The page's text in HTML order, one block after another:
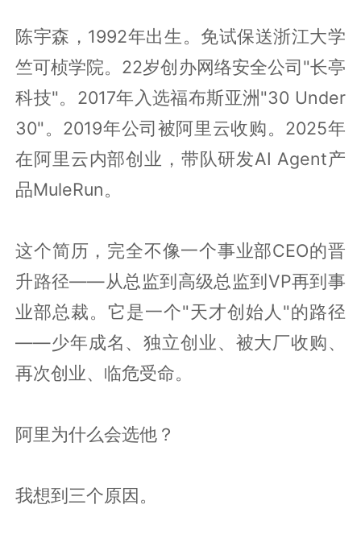
陈宇森，1992年出生。免试保送浙江大学
竺可桢学院。22岁创办网络安全公司"长亭
科技"。2017年入选福布斯亚洲"30 Under
30"。2019年公司被阿里云收购。2025年
在阿里云内部创业，带队研发AI Agent产
品MuleRun。
这个简历，完全不像一个事业部CEO的晋
升路径——从总监到高级总监到VP再到事
业部总裁。它是一个"天才创始人"的路径
——少年成名、独立创业、被大厂收购、
再次创业、临危受命。
阿里为什么会选他？
我想到三个原因。